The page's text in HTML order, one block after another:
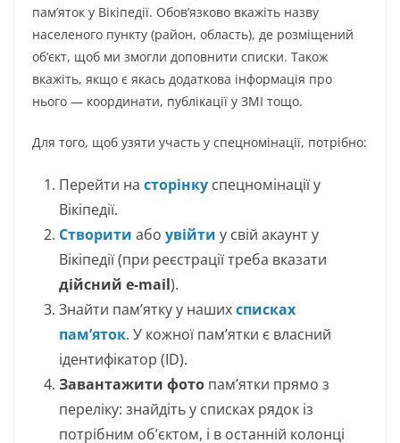
пам’яток у Вікіпедії. Обов’язково вкажіть назву
населеного пункту (район, область), де розміщений
об’єкт, щоб ми змогли доповнити списки. Також
вкажіть, якщо є якась додаткова інформація про
нього — координати, публікації у ЗМІ тощо.
Для того, щоб узяти участь у спецномінації, потрібно:
Перейти на сторінку спецномінації у
Вікіпедії.
Створити або увійти у свій акаунт у
Вікіпедії (при реєстрації треба вказати
дійсний e-mail).
Знайти пам’ятку у нашихсписках
пам’яток. У кожної пам’ятки є власний
ідентифікатор (ID).
Завантажити фото пам’ятки прямо з
переліку: знайдіть у списках рядок із
потрібним об’єктом, і в останній колонці